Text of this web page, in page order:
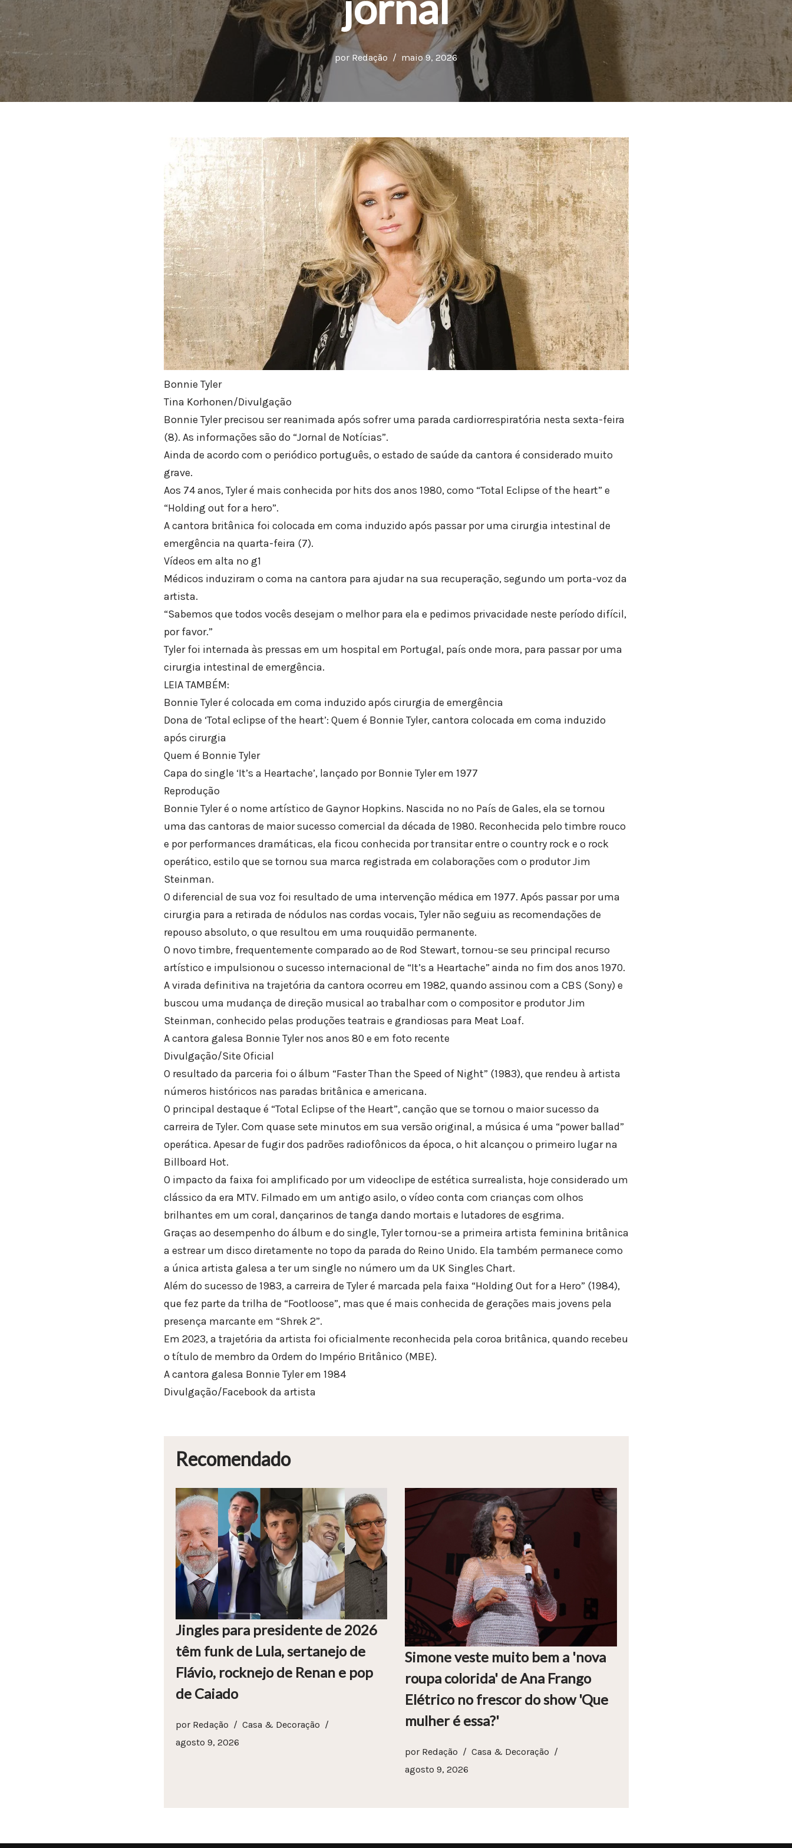
por Redação maio 9, 2026
Bonnie Tyler
Tina Korhonen/Divulgação
Bonnie Tyler precisou ser reanimada após sofrer uma parada cardiorrespiratória nesta sexta-feira
(8). As informações são do “Jornal de Notícias”.
Ainda de acordo com o periódico português, o estado de saúde da cantora é considerado muito
grave.
Aos 74 anos, Tyler é mais conhecida por hits dos anos 1980, como “Total Eclipse of the heart” e
“Holding out for a hero”.
A cantora britânica foi colocada em coma induzido após passar por uma cirurgia intestinal de
emergência na quarta-feira (7).
Vídeos em alta no g1
Médicos induziram o coma na cantora para ajudar na sua recuperação, segundo um porta-voz da
artista.
“Sabemos que todos vocês desejam o melhor para ela e pedimos privacidade neste período difícil,
por favor.”
Tyler foi internada às pressas em um hospital em Portugal, país onde mora, para passar por uma
cirurgia intestinal de emergência.
LEIA TAMBÉM:
Bonnie Tyler é colocada em coma induzido após cirurgia de emergência
Dona de ‘Total eclipse of the heart’: Quem é Bonnie Tyler, cantora colocada em coma induzido
após cirurgia
Quem é Bonnie Tyler
Capa do single ‘It’s a Heartache’, lançado por Bonnie Tyler em 1977
Reprodução
Bonnie Tyler é o nome artístico de Gaynor Hopkins. Nascida no no País de Gales, ela se tornou
uma das cantoras de maior sucesso comercial da década de 1980. Reconhecida pelo timbre rouco
e por performances dramáticas, ela ficou conhecida por transitar entre o country rock e o rock
operático, estilo que se tornou sua marca registrada em colaborações com o produtor Jim
Steinman.
O diferencial de sua voz foi resultado de uma intervenção médica em 1977. Após passar por uma
cirurgia para a retirada de nódulos nas cordas vocais, Tyler não seguiu as recomendações de
repouso absoluto, o que resultou em uma rouquidão permanente.
O novo timbre, frequentemente comparado ao de Rod Stewart, tornou-se seu principal recurso
artístico e impulsionou o sucesso internacional de “It’s a Heartache” ainda no fim dos anos 1970.
A virada definitiva na trajetória da cantora ocorreu em 1982, quando assinou com a CBS (Sony) e
buscou uma mudança de direção musical ao trabalhar com o compositor e produtor Jim
Steinman, conhecido pelas produções teatrais e grandiosas para Meat Loaf.
A cantora galesa Bonnie Tyler nos anos 80 e em foto recente
Divulgação/Site Oficial
O resultado da parceria foi o álbum “Faster Than the Speed of Night” (1983), que rendeu à artista
números históricos nas paradas britânica e americana.
O principal destaque é “Total Eclipse of the Heart”, canção que se tornou o maior sucesso da
carreira de Tyler. Com quase sete minutos em sua versão original, a música é uma “power ballad”
operática. Apesar de fugir dos padrões radiofônicos da época, o hit alcançou o primeiro lugar na
Billboard Hot.
O impacto da faixa foi amplificado por um videoclipe de estética surrealista, hoje considerado um
clássico da era MTV. Filmado em um antigo asilo, o vídeo conta com crianças com olhos
brilhantes em um coral, dançarinos de tanga dando mortais e lutadores de esgrima.
Graças ao desempenho do álbum e do single, Tyler tornou-se a primeira artista feminina britânica
a estrear um disco diretamente no topo da parada do Reino Unido. Ela também permanece como
a única artista galesa a ter um single no número um da UK Singles Chart.
Além do sucesso de 1983, a carreira de Tyler é marcada pela faixa “Holding Out for a Hero” (1984),
que fez parte da trilha de “Footloose”, mas que é mais conhecida de gerações mais jovens pela
presença marcante em “Shrek 2”.
Em 2023, a trajetória da artista foi oficialmente reconhecida pela coroa britânica, quando recebeu
o título de membro da Ordem do Império Britânico (MBE).
A cantora galesa Bonnie Tyler em 1984
Divulgação/Facebook da artista
Recomendado
Jingles para presidente de 2026
têm funk de Lula, sertanejo de
Flávio, rocknejo de Renan e pop
de Caiado
por Redação
Casa & Decoração
agosto 9, 2026
Simone veste muito bem a 'nova
roupa colorida' de Ana Frango
Elétrico no frescor do show 'Que
mulher é essa?'
por Redação
Casa & Decoração
agosto 9, 2026